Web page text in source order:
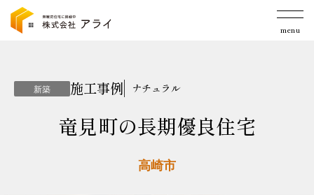
menu
新築 施工事例 ナチュラル
竜見町の長期優良住宅
高崎市